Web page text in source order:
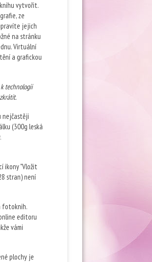
vytvořit.
ze
jejich
na stránku
Virtuální
a grafickou
technologii
nejčastěji
(300g leská
ikony "Vložit
stran) není
fotoknih.
editoru
vámi
plochy je